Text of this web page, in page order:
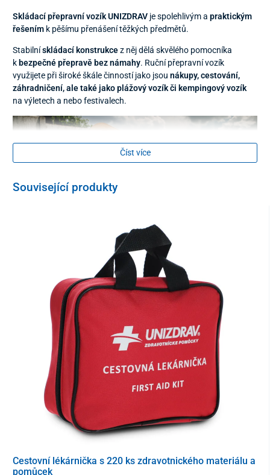
Skládací přepravní vozíkUNIZDRAV je spolehlivým a praktickým
řešením k pěšímu přenášení těžkých předmětů.
Stabilnískládací konstrukcez něj dělá skvělého pomocníka
kbezpečné přepravě bez námahy. Ruční přepravní vozík
využijete při široké škále činností jako jsou nákupy, cestování,
záhradničení, ale také jako plážový vozík či kempingový vozík
na výletech a nebo festivalech.
Na výrobu byl použitývysocekvalitní ocelový rám
se zkříženou
konstrukcí zabezpečující mimoŕádnou
odolnost
. Přepravní vozík
zatížení až do 150 kg
Nosná plachta v úložném prostoru je ze strukturovanétkaniny
Oxford 800D , která je
odolná vůči vlhkosti, nečistotám, UV záření
, co zaručuje spolehlivou ochranu adlouhou
životnostproduktu. Menší
jsou dostupné
taktéž z vnější strany.
Číst více
Související produkty
Cestovní lékárnička s 220 ks zdravotnického materiálu a
pomůcek